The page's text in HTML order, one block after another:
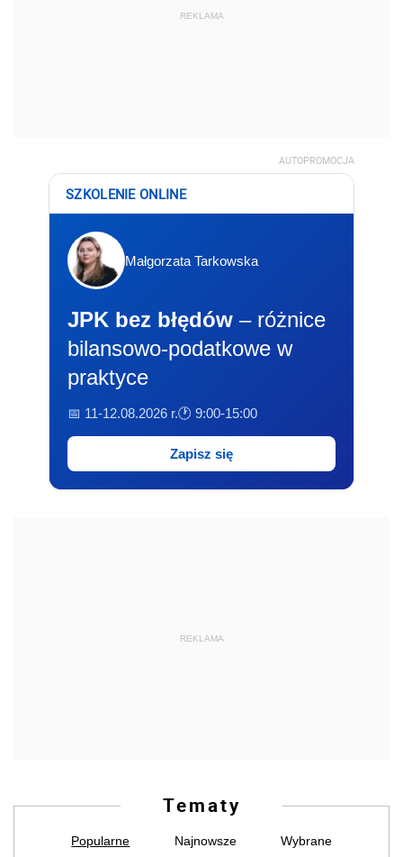
REKLAMA
AUTOPROMOCJA
SZKOLENIE ONLINE
Małgorzata Tarkowska
JPK bez błędów – różnice
bilansowo-podatkowe w
praktyce
📅 11-12.08.2026 r.🕐 9:00-15:00
Zapisz się
REKLAMA
Tematy
Popularne Najnowsze Wybrane